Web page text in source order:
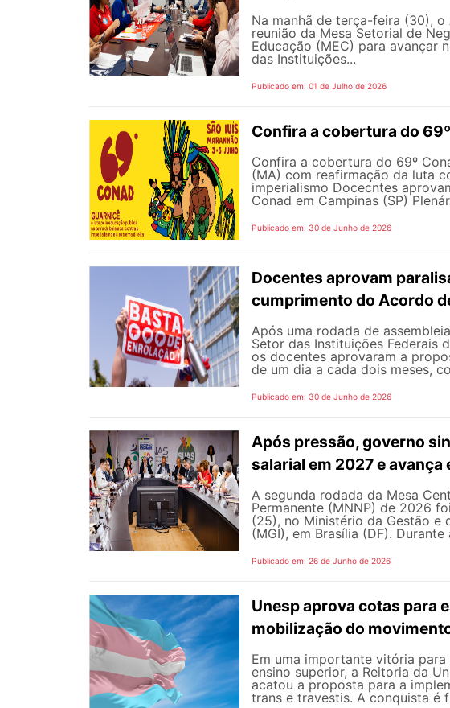
Na manhã de terça-feira (30),
reunião da Mesa Setorial de
Educação (MEC) para avançar
das Instituições...
Publicado em: 01 de Julho de 2026
Confira a cobertura do
Confira a cobertura do 69º
(MA) com reafirmação da luta
imperialismo Docecntes
Conad em Campinas (SP)
Publicado em: 30 de Junho de 2026
Docentes aprovam
cumprimento do Acordo
Após uma rodada de
Setor das Instituições Federais
os docentes aprovaram a
de um dia a cada dois meses,
Publicado em: 30 de Junho de 2026
Após pressão, governo
salarial em 2027 e avança
A segunda rodada da Mesa
Permanente (MNNP) de 2026
(25), no Ministério da Gestão e
(MGI), em Brasília (DF). Durante
Publicado em: 26 de Junho de 2026
Unesp aprova cotas para
mobilização do
Em uma importante vitória
ensino superior, a Reitoria da
acatou a proposta para a
trans e travestis. A conquista é